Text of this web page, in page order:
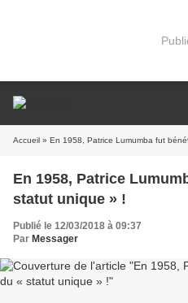
Accueil » En 1958, Patrice Lumumba fut
En 1958, Patrice
statut unique » !
Publié le 12/03/2018 à 09:37
Par Messager